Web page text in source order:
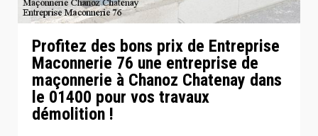
Profitez des bons prix de Entreprise
Maconnerie 76 une entreprise de
maçonnerie à Chanoz Chatenay dans
le 01400 pour vos travaux
démolition !